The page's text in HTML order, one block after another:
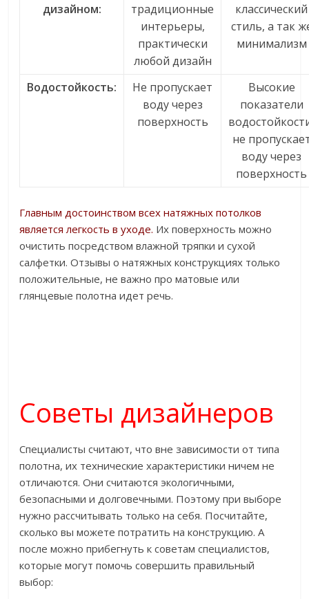
дизайном:
традиционные
интерьеры,
практически
любой дизайн
классический
стиль, а так
минимализм
Водостойкость:
Не пропускает
воду через
поверхность
Высокие
показатели
не
воду через
поверхность
Главным достоинством всех натяжных потолков
является легкость в уходе. Их поверхность можно
очистить посредством влажной тряпки и сухой
салфетки. Отзывы о натяжных конструкциях только
положительные, не важно про матовые или
глянцевые полотна идет речь.
Советы дизайнеров
Специалисты считают, что вне зависимости от типа
полотна, их технические характеристики ничем не
отличаются. Они считаются экологичными,
безопасными и долговечными. Поэтому при выборе
нужно рассчитывать только на себя. Посчитайте,
сколько вы можете потратить на конструкцию. А
после можно прибегнуть к советам специалистов,
которые могут помочь совершить правильный
выбор: